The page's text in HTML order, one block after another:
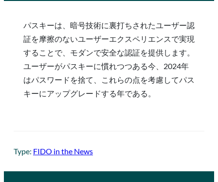
パスキーは、暗号技術に裏打ちされたユーザー認
証を摩擦のないユーザーエクスペリエンスで実現
することで、モダンで安全な認証を提供します。
ユーザーがパスキーに慣れつつある今、2024年
はパスワードを捨て、これらの点を考慮してパス
キーにアップグレードする年である。
Type: FIDO in the News